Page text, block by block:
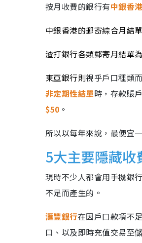
按月收費的銀行有中銀香
中銀香港的郵寄綜合月結
渣打銀行各類郵寄月結單為
東亞銀行則視乎戶口種類
非定期性結單時，存款賬
$50 。
所以以每年來說，最便宜
5大主要隱藏收
現時不少人都會用手機銀
不足而產生的。
滙豐銀行在因戶口款項不
口、以及即時充值交易至